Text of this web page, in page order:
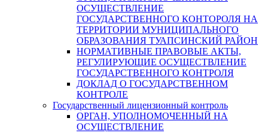
ОСУЩЕСТВЛЕНИЕ
ГОСУДАРСТВЕННОГО КОНТОРОЛЯ НА
ТЕРРИТОРИИ МУНИЦИПАЛЬНОГО
ОБРАЗОВАНИЯ ТУАПСИНСКИЙ РАЙОН
НОРМАТИВНЫЕ ПРАВОВЫЕ АКТЫ,
РЕГУЛИРУЮЩИЕ ОСУЩЕСТВЛЕНИЕ
ГОСУДАРСТВЕННОГО КОНТРОЛЯ
ДОКЛАД О ГОСУДАРСТВЕННОМ
КОНТРОЛЕ
Государственный лицензионный контроль
ОРГАН, УПОЛНОМОЧЕННЫЙ НА
ОСУЩЕСТВЛЕНИЕ